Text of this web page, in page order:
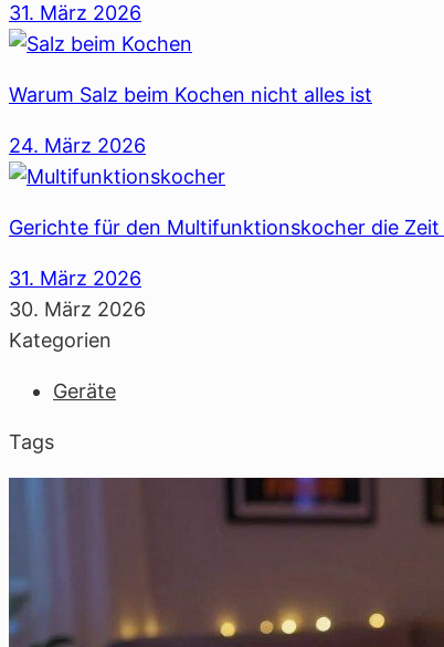
31. März 2026
Warum Salz beim Kochen nicht alles ist
24. März 2026
Gerichte für den Multifunktionskocher die
31. März 2026
30. März 2026
Kategorien
Geräte
Tags